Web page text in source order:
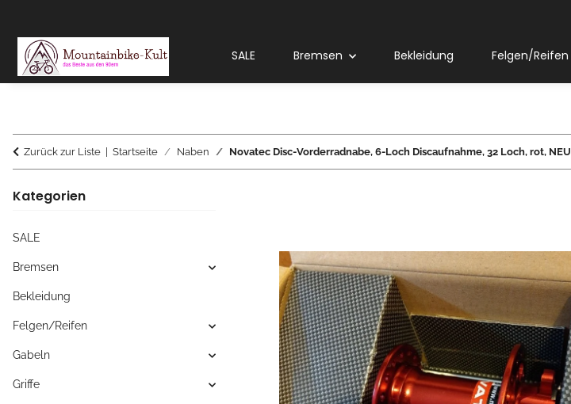
SALE Bremsen Bekleidung Felgen/Reifen
Zurück zur Liste Startseite Naben Novatec Disc-Vorderradnabe, 6-Loch Discaufnahme, 32 Loch, rot, NEU
Kategorien
SALE
Bremsen
Bekleidung
Felgen/Reifen
Gabeln
Griffe